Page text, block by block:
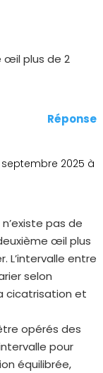
œil plus de 2
Réponse
septembre 2025 à
pas de
œil plus
L’intervalle entre
selon
cicatrisation et
opérés des
pour
équilibrée,